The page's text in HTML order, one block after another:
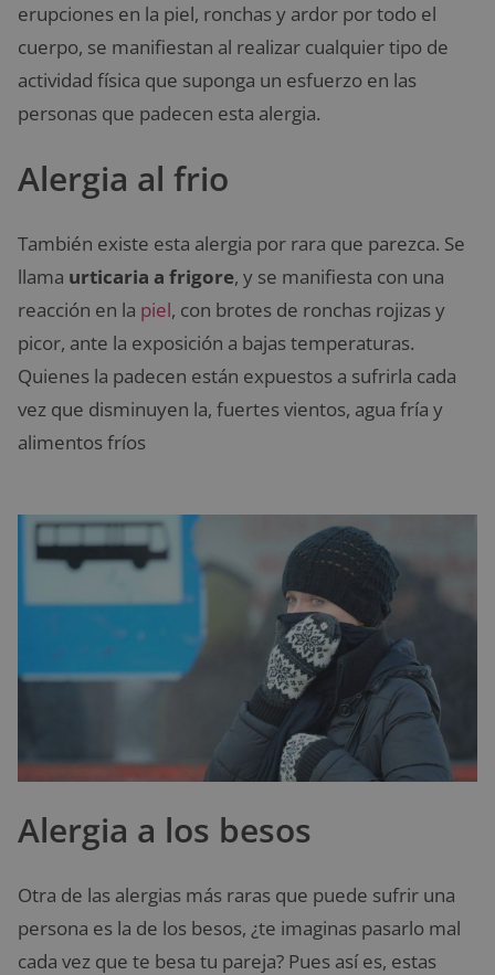
erupciones en la piel, ronchas y ardor por todo el
cuerpo, se manifiestan al realizar cualquier tipo de
actividad física que suponga un esfuerzo en las
personas que padecen esta alergia.
Alergia al frio
También existe esta alergia por rara que parezca. Se
llama urticaria a frigore, y se manifiesta con una
reacción en la piel, con brotes de ronchas rojizas y
picor, ante la exposición a bajas temperaturas.
Quienes la padecen están expuestos a sufrirla cada
vez que disminuyen la, fuertes vientos, agua fría y
alimentos fríos
Alergia a los besos
Otra de las alergias más raras que puede sufrir una
persona es la de los besos, ¿te imaginas pasarlo mal
cada vez que te besa tu pareja? Pues así es, estas